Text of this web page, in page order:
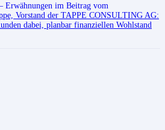
Erwähnungen im Beitrag vom
Vorstand der TAPPE CONSULTING AG:
dabei, planbar finanziellen Wohlstand